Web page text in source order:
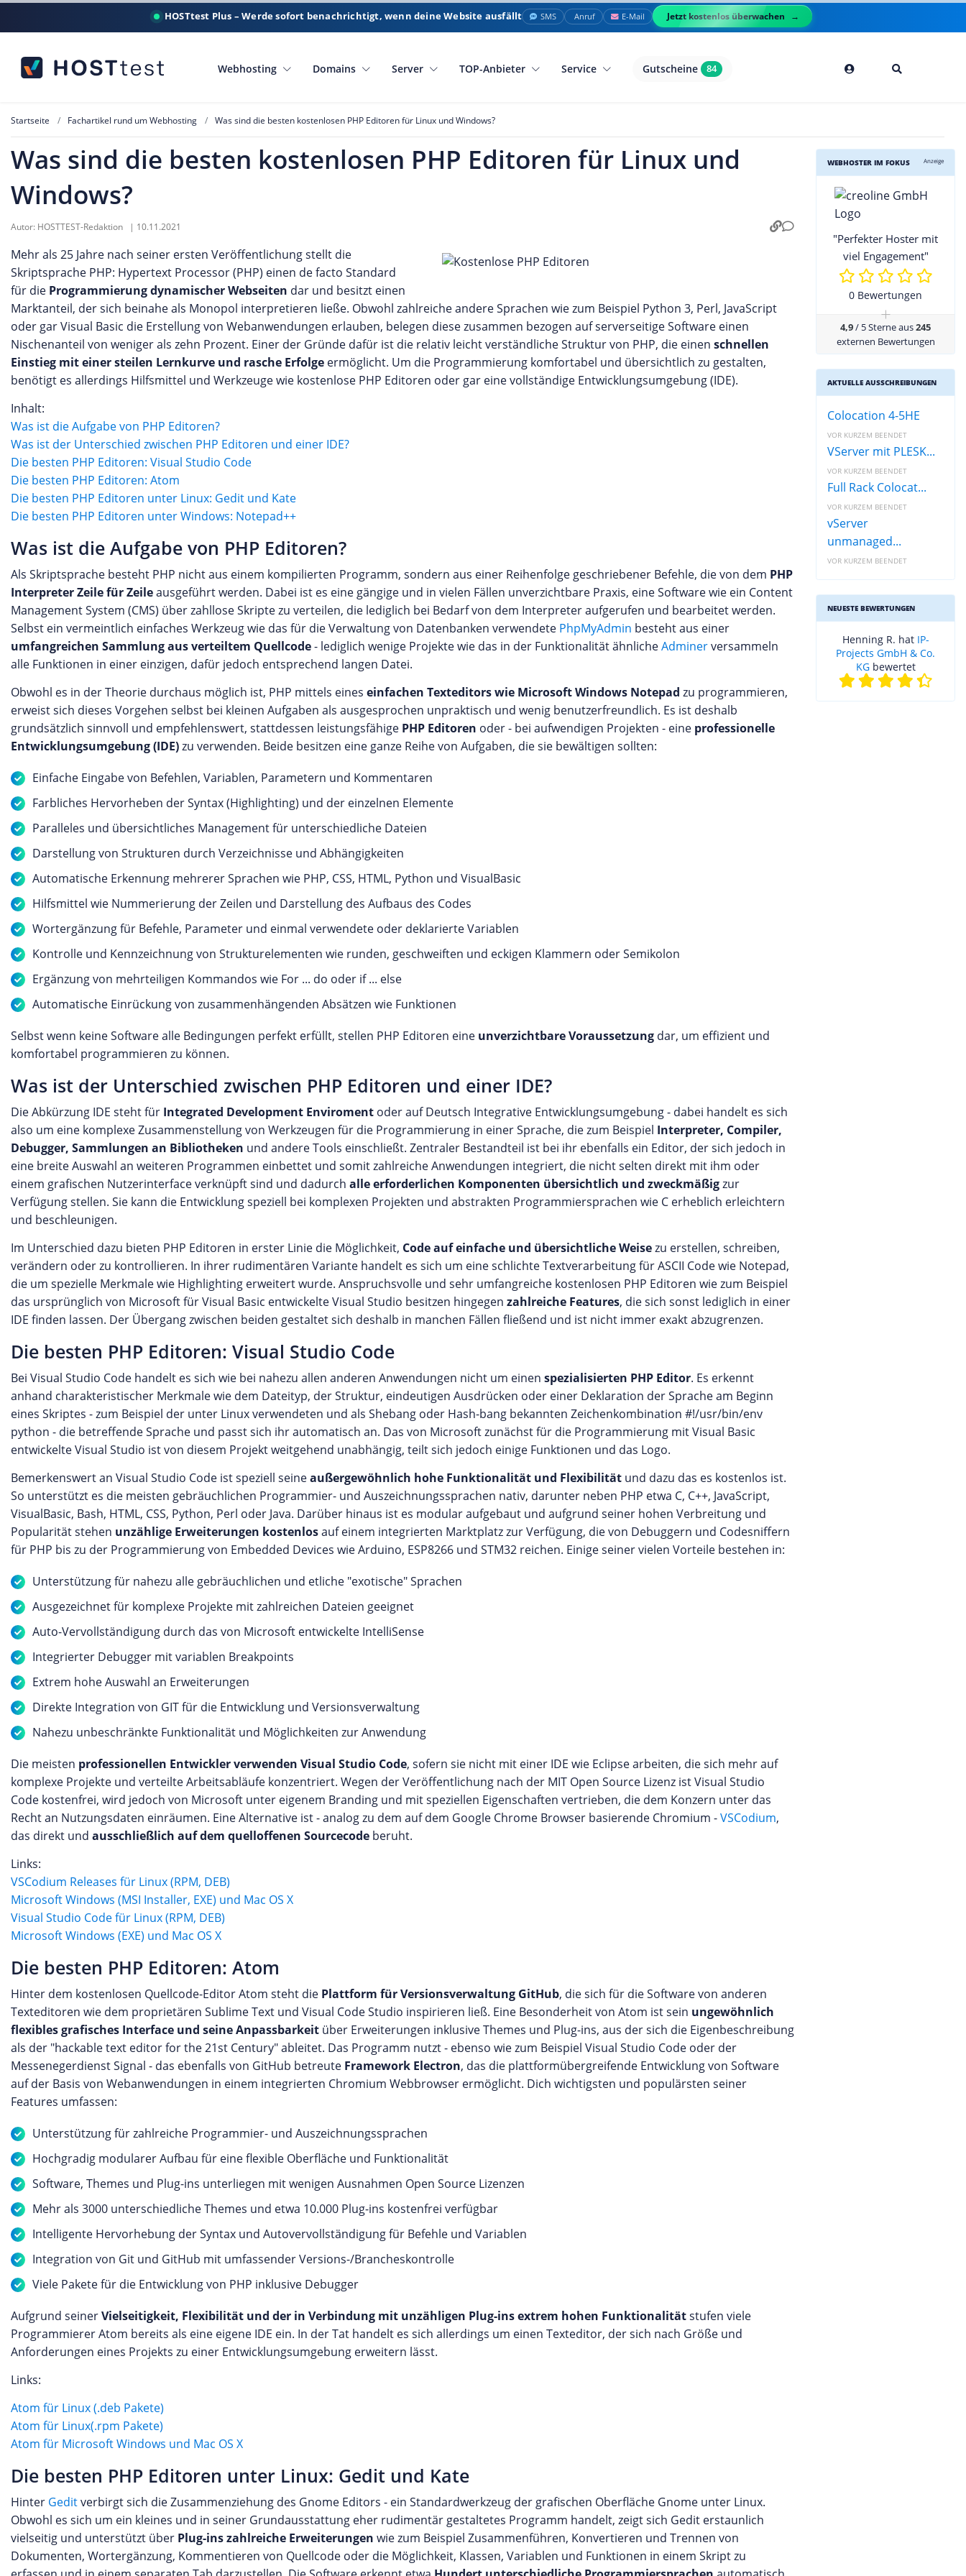
HOSTtest Plus – Werde sofort benachrichtigt, wenn deine Website ausfällt SMS Anruf E-Mail Jetzt kostenlos überwachen
Webhosting Domains Server TOP-Anbieter Service Gutscheine 84
Startseite Fachartikel rund um Webhosting Was sind die besten kostenlosen PHP Editoren für Linux und Windows?
Was sind die besten kostenlosen PHP Editoren für Linux und
Windows?
Autor: HOSTTEST-Redaktion | 10.11.2021
Mehr als 25 Jahre nach seiner ersten Veröffentlichung stellt die
Skriptsprache PHP: Hypertext Processor (PHP) einen de facto Standard
für die Programmierung dynamischer Webseiten dar und besitzt einen
Marktanteil, der sich beinahe als Monopol interpretieren ließe. Obwohl zahlreiche andere Sprachen wie zum Beispiel Python 3, Perl, JavaScript
oder gar Visual Basic die Erstellung von Webanwendungen erlauben, belegen diese zusammen bezogen auf serverseitige Software einen
Nischenanteil von weniger als zehn Prozent. Einer der Gründe dafür ist die relativ leicht verständliche Struktur von PHP, die einen schnellen
Einstieg mit einer steilen Lernkurve und rasche Erfolge ermöglicht. Um die Programmierung komfortabel und übersichtlich zu gestalten,
benötigt es allerdings Hilfsmittel und Werkzeuge wie kostenlose PHP Editoren oder gar eine vollständige Entwicklungsumgebung (IDE).
Inhalt:
Was ist die Aufgabe von PHP Editoren?
Was ist der Unterschied zwischen PHP Editoren und einer IDE?
Die besten PHP Editoren: Visual Studio Code
Die besten PHP Editoren: Atom
Die besten PHP Editoren unter Linux: Gedit und Kate
Die besten PHP Editoren unter Windows: Notepad++
Was ist die Aufgabe von PHP Editoren?
Als Skriptsprache besteht PHP nicht aus einem kompilierten Programm, sondern aus einer Reihenfolge geschriebener Befehle, die von dem PHP
Interpreter Zeile für Zeileausgeführt werden. Dabei ist es eine gängige und in vielen Fällen unverzichtbare Praxis, eine Software wie ein Content
Management System (CMS) über zahllose Skripte zu verteilen, die lediglich bei Bedarf von dem Interpreter aufgerufen und bearbeitet werden.
Selbst ein vermeintlich einfaches Werkzeug wie das für die Verwaltung von Datenbanken verwendete PhpMyAdmin besteht aus einer
umfangreichen Sammlung aus verteiltem Quellcode- lediglich wenige Projekte wie das in der Funktionalität ähnlicheAdminerversammeln
alle Funktionen in einer einzigen, dafür jedoch entsprechend langen Datei.
Obwohl es in der Theorie durchaus möglich ist, PHP mittels eines einfachen Texteditors wie Microsoft Windows Notepad zu programmieren,
erweist sich dieses Vorgehen selbst bei kleinen Aufgaben als ausgesprochen unpraktisch und wenig benutzerfreundlich. Es ist deshalb
grundsätzlich sinnvoll und empfehlenswert, stattdessen leistungsfähige PHP Editoren oder - bei aufwendigen Projekten - eine professionelle
Entwicklungsumgebung (IDE)zu verwenden. Beide besitzen eine ganze Reihe von Aufgaben, die sie bewältigen sollten:
Einfache Eingabe von Befehlen, Variablen, Parametern und Kommentaren
Farbliches Hervorheben der Syntax (Highlighting) und der einzelnen Elemente
Paralleles und übersichtliches Management für unterschiedliche Dateien
Darstellung von Strukturen durch Verzeichnisse und Abhängigkeiten
Automatische Erkennung mehrerer Sprachen wie PHP, CSS, HTML, Python und VisualBasic
Hilfsmittel wie Nummerierung der Zeilen und Darstellung des Aufbaus des Codes
Wortergänzung für Befehle, Parameter und einmal verwendete oder deklarierte Variablen
Kontrolle und Kennzeichnung von Strukturelementen wie runden, geschweiften und eckigen Klammern oder Semikolon
Ergänzung von mehrteiligen Kommandos wie For ... do oder if ... else
Automatische Einrückung von zusammenhängenden Absätzen wie Funktionen
Selbst wenn keine Software alle Bedingungen perfekt erfüllt, stellen PHP Editoren eine unverzichtbare Voraussetzung dar, um effizient und
komfortabel programmieren zu können.
Was ist der Unterschied zwischen PHP Editoren und einer IDE?
Die Abkürzung IDE steht für Integrated Development Enviroment oder auf Deutsch Integrative Entwicklungsumgebung - dabei handelt es sich
also um eine komplexe Zusammenstellung von Werkzeugen für die Programmierung in einer Sprache, die zum Beispiel Interpreter, Compiler,
Debugger, Sammlungen an Bibliotheken und andere Tools einschließt. Zentraler Bestandteil ist bei ihr ebenfalls ein Editor, der sich jedoch in
eine breite Auswahl an weiteren Programmen einbettet und somit zahlreiche Anwendungen integriert, die nicht selten direkt mit ihm oder
einem grafischen Nutzerinterface verknüpft sind und dadurch alle erforderlichen Komponenten übersichtlich und zweckmäßigzur
Verfügung stellen. Sie kann die Entwicklung speziell bei komplexen Projekten und abstrakten Programmiersprachen wie C erheblich erleichtern
und beschleunigen.
Im Unterschied dazu bieten PHP Editoren in erster Linie die Möglichkeit, Code auf einfache und übersichtliche Weisezu erstellen, schreiben,
verändern oder zu kontrollieren. In ihrer rudimentären Variante handelt es sich um eine schlichte Textverarbeitung für ASCII Code wie Notepad,
die um spezielle Merkmale wie Highlighting erweitert wurde. Anspruchsvolle und sehr umfangreiche kostenlosen PHP Editoren wie zum Beispiel
das ursprünglich von Microsoft für Visual Basic entwickelte Visual Studio besitzen hingegen zahlreiche Features, die sich sonst lediglich in einer
IDE finden lassen. Der Übergang zwischen beiden gestaltet sich deshalb in manchen Fällen fließend und ist nicht immer exakt abzugrenzen.
Die besten PHP Editoren: Visual Studio Code
Bei Visual Studio Code handelt es sich wie bei nahezu allen anderen Anwendungen nicht um einen spezialisierten PHP Editor. Es erkennt
anhand charakteristischer Merkmale wie dem Dateityp, der Struktur, eindeutigen Ausdrücken oder einer Deklaration der Sprache am Beginn
eines Skriptes - zum Beispiel der unter Linux verwendeten und als Shebang oder Hash-bang bekannten Zeichenkombination #!/usr/bin/env
python - die betreffende Sprache und passt sich ihr automatisch an. Das von Microsoft zunächst für die Programmierung mit Visual Basic
entwickelte Visual Studio ist von diesem Projekt weitgehend unabhängig, teilt sich jedoch einige Funktionen und das Logo.
Bemerkenswert an Visual Studio Code ist speziell seineaußergewöhnlich hohe Funktionalität und Flexibilität und dazu das es kostenlos ist.
So unterstützt es die meisten gebräuchlichen Programmier- und Auszeichnungssprachen nativ, darunter neben PHP etwa C, C++, JavaScript,
VisualBasic, Bash, HTML, CSS, Python, Perl oder Java. Darüber hinaus ist es modular aufgebaut und aufgrund seiner hohen Verbreitung und
Popularität stehen unzählige Erweiterungen kostenlosauf einem integrierten Marktplatz zur Verfügung, die von Debuggern und Codesniffern
für PHP bis zu der Programmierung von Embedded Devices wie Arduino, ESP8266 und STM32 reichen. Einige seiner vielen Vorteile bestehen in:
Unterstützung für nahezu alle gebräuchlichen und etliche "exotische" Sprachen
Ausgezeichnet für komplexe Projekte mit zahlreichen Dateien geeignet
Auto-Vervollständigung durch das von Microsoft entwickelte IntelliSense
Integrierter Debugger mit variablen Breakpoints
Extrem hohe Auswahl an Erweiterungen
Direkte Integration von GIT für die Entwicklung und Versionsverwaltung
Nahezu unbeschränkte Funktionalität und Möglichkeiten zur Anwendung
Die meisten professionellen Entwickler verwenden Visual Studio Code, sofern sie nicht mit einer IDE wie Eclipse arbeiten, die sich mehr auf
komplexe Projekte und verteilte Arbeitsabläufe konzentriert. Wegen der Veröffentlichung nach der MIT Open Source Lizenz ist Visual Studio
Code kostenfrei, wird jedoch von Microsoft unter eigenem Branding und mit speziellen Eigenschaften vertrieben, die dem Konzern unter das
Recht an Nutzungsdaten einräumen. Eine Alternative ist - analog zu dem auf dem Google Chrome Browser basierende Chromium -VSCodium,
das direkt und ausschließlich auf dem quelloffenen Sourcecode beruht.
Links:
VSCodium Releases für Linux (RPM, DEB)
Microsoft Windows (MSI Installer, EXE) und Mac OS X
Visual Studio Code für Linux (RPM, DEB)
Microsoft Windows (EXE) und Mac OS X
Die besten PHP Editoren: Atom
Hinter dem kostenlosen Quellcode-Editor Atom steht die Plattform für Versionsverwaltung GitHub, die sich für die Software von anderen
Texteditoren wie dem proprietären Sublime Text und Visual Code Studio inspirieren ließ. Eine Besonderheit von Atom ist sein ungewöhnlich
flexibles grafisches Interface und seine Anpassbarkeit über Erweiterungen inklusive Themes und Plug-ins, aus der sich die Eigenbeschreibung
als der "hackable text editor for the 21st Century" ableitet. Das Programm nutzt - ebenso wie zum Beispiel Visual Studio Code oder der
Messenegerdienst Signal - das ebenfalls von GitHub betreute Framework Electron, das die plattformübergreifende Entwicklung von Software
auf der Basis von Webanwendungen in einem integrierten Chromium Webbrowser ermöglicht. Dich wichtigsten und populärsten seiner
Features umfassen:
Unterstützung für zahlreiche Programmier- und Auszeichnungssprachen
Hochgradig modularer Aufbau für eine flexible Oberfläche und Funktionalität
Software, Themes und Plug-ins unterliegen mit wenigen Ausnahmen Open Source Lizenzen
Mehr als 3000 unterschiedliche Themes und etwa 10.000 Plug-ins kostenfrei verfügbar
Intelligente Hervorhebung der Syntax und Autovervollständigung für Befehle und Variablen
Integration von Git und GitHub mit umfassender Versions-/Brancheskontrolle
Viele Pakete für die Entwicklung von PHP inklusive Debugger
Aufgrund seinerVielseitigkeit, Flexibilität und der in Verbindung mit unzähligen Plug-ins extrem hohen Funktionalitätstufen viele
Programmierer Atom bereits als eine eigene IDE ein. In der Tat handelt es sich allerdings um einen Texteditor, der sich nach Größe und
Anforderungen eines Projekts zu einer Entwicklungsumgebung erweitern lässt.
Links:
Atom für Linux (.deb Pakete)
Atom für Linux(.rpm Pakete)
Atom für Microsoft Windows und Mac OS X
Die besten PHP Editoren unter Linux: Gedit und Kate
Hinter Geditverbirgt sich die Zusammenziehung des Gnome Editors - ein Standardwerkzeug der grafischen Oberfläche Gnome unter Linux.
Obwohl es sich um ein kleines und in seiner Grundausstattung eher rudimentär gestaltetes Programm handelt, zeigt sich Gedit erstaunlich
vielseitig und unterstützt über Plug-ins zahlreiche Erweiterungen wie zum Beispiel Zusammenführen, Konvertieren und Trennen von
Dokumenten, Wortergänzung, Kommentieren von Quellcode oder die Möglichkeit, Klassen, Variablen und Funktionen in einem Skript zu
WEBHOSTER IM FOKUS Anzeige
"Perfekter Hoster mit
viel Engagement"
0 Bewertungen
+
4,9/ 5 Sterne aus245
externen Bewertungen
AKTUELLE AUSSCHREIBUNGEN
Colocation 4-5HE
VOR KURZEM BEENDET
VServer mit PLESK...
VOR KURZEM BEENDET
Full Rack Colocat...
VOR KURZEM BEENDET
vServer
unmanaged...
VOR KURZEM BEENDET
NEUESTE BEWERTUNGEN
Henning R. hat IP-
Projects GmbH & Co.
KGbewertet